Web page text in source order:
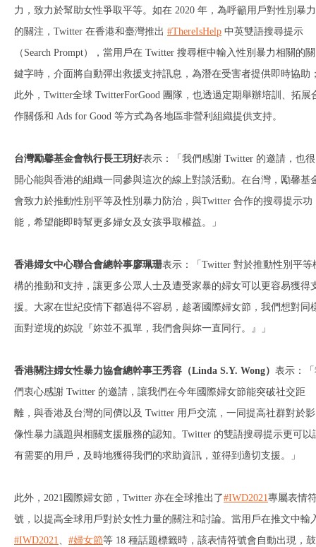
力，致力於幫助女性爭取平等。如在 2020 年，為呼籲用戶對性別暴力
的關注，Twitter 在香港和臺灣推出 #ThereIsHelp 中英雙語搜尋提示
（Search Prompt），當用戶在 Twitter 搜尋框中輸入性別暴力相關的關
鍵字時，介面將自動彈出救援支持訊息，為潛在受害者提供即時協助
此外，Twitter全球 TwitterForGood 團隊，也透過定期舉辦培訓、拓展
作關係和 Ads for Good 等方式為各地區非營利組織提供支持。
台灣勵馨基金會執行長王玥好表示：「我們感謝 Twitter 的邀請，也很
開心能與香港的組織一同參與這次的線上對談活動。在台灣，勵馨基
會致力於推動性別平等及性別暴力防治，與Twitter 合作的搜尋提示功
能，希望能即時幫更多婦女及女孩爭取權益。」
香港婦女中心聯合會總幹事廖珮珊表示：「Twitter 對於推動性別平等
構的推動和支持，讓更多公眾人士及遭受家暴的婦女可以更容易獲得
援。大家在世紀疫情下都過得不容易，趁著國際婦女節，我們想對同
面對逆境的妳說『妳並不孤單，我們會與妳一直同行。』」
香港關注婦女性暴力協會總幹事王秀容（Linda S.Y. Wong） 表示：
們衷心感謝 Twitter 的邀請，讓我們在今年國際婦女節能突破社交距
離，與香港及台灣的同儕以及 Twitter 用戶交流，一同提高社群對於影
像性暴力議題與相關支援服務的認知。Twitter 的雙語搜尋提示更可以
有需要的用戶，及時地獲得我們的求助資訊，並得到適切支援。」
此外，2021國際婦女節，Twitter 亦在全球推出了#IWD2021專屬表情
號，以提高全球用戶對於女性力量的關注和討論。當用戶在推文中輸
#IWD2021
#婦女節等 18 種話題標籤時，該表情符號會自動出現，鼓